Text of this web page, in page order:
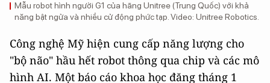
Mẫu robot hình người G1 của hãng Unitree (Trung Quốc) với khả
năng bật ngửa và nhiều cử động phức tạp. Video: Unitree Robotics.
Công nghệ Mỹ hiện cung cấp năng lượng cho
"bộ não" hầu hết robot thông qua chip và các mô
hình AI. Một báo cáo khoa học đăng tháng 1